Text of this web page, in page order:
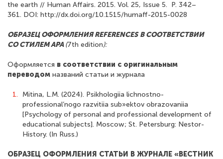
the earth // Human Affairs. 2015. Vol. 25, Issue 5. P. 342–
361. DOI: http://dx.doi.org/10.1515/humaff-2015-0028
ОБРАЗЕЦ ОФОРМЛЕНИЯ REFERENCES В СООТВЕТСТВИИ
СО СТИЛЕМ APA(7th edition):
Оформляется в соответствии с оригинальным
переводом названий статьи и журнала
Mitina, L.M. (2024). Psikhologiia lichnostno-
professional’nogo razvitiia sub»ektov obrazovaniia
[Psychology of personal and professional development of
educational subjects]. Moscow; St. Petersburg: Nestor-
History. (In Russ.)
ОБРАЗЕЦ ОФОРМЛЕНИЯ СТАТЬИ В ЖУРНАЛЕ «ВЕСТНИК